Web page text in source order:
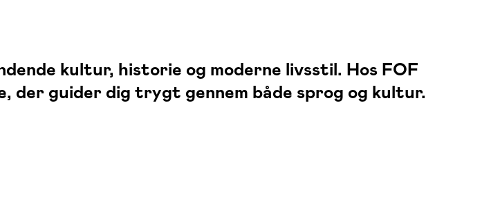
kultur, historie og moderne livsstil. Hos FOF
guider dig trygt gennem både sprog og kultur.